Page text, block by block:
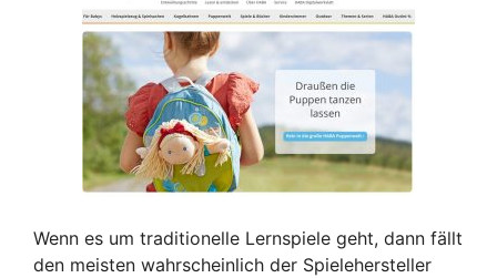
Wenn es um traditionelle Lernspiele geht, dann fällt
den meisten wahrscheinlich der Spielehersteller